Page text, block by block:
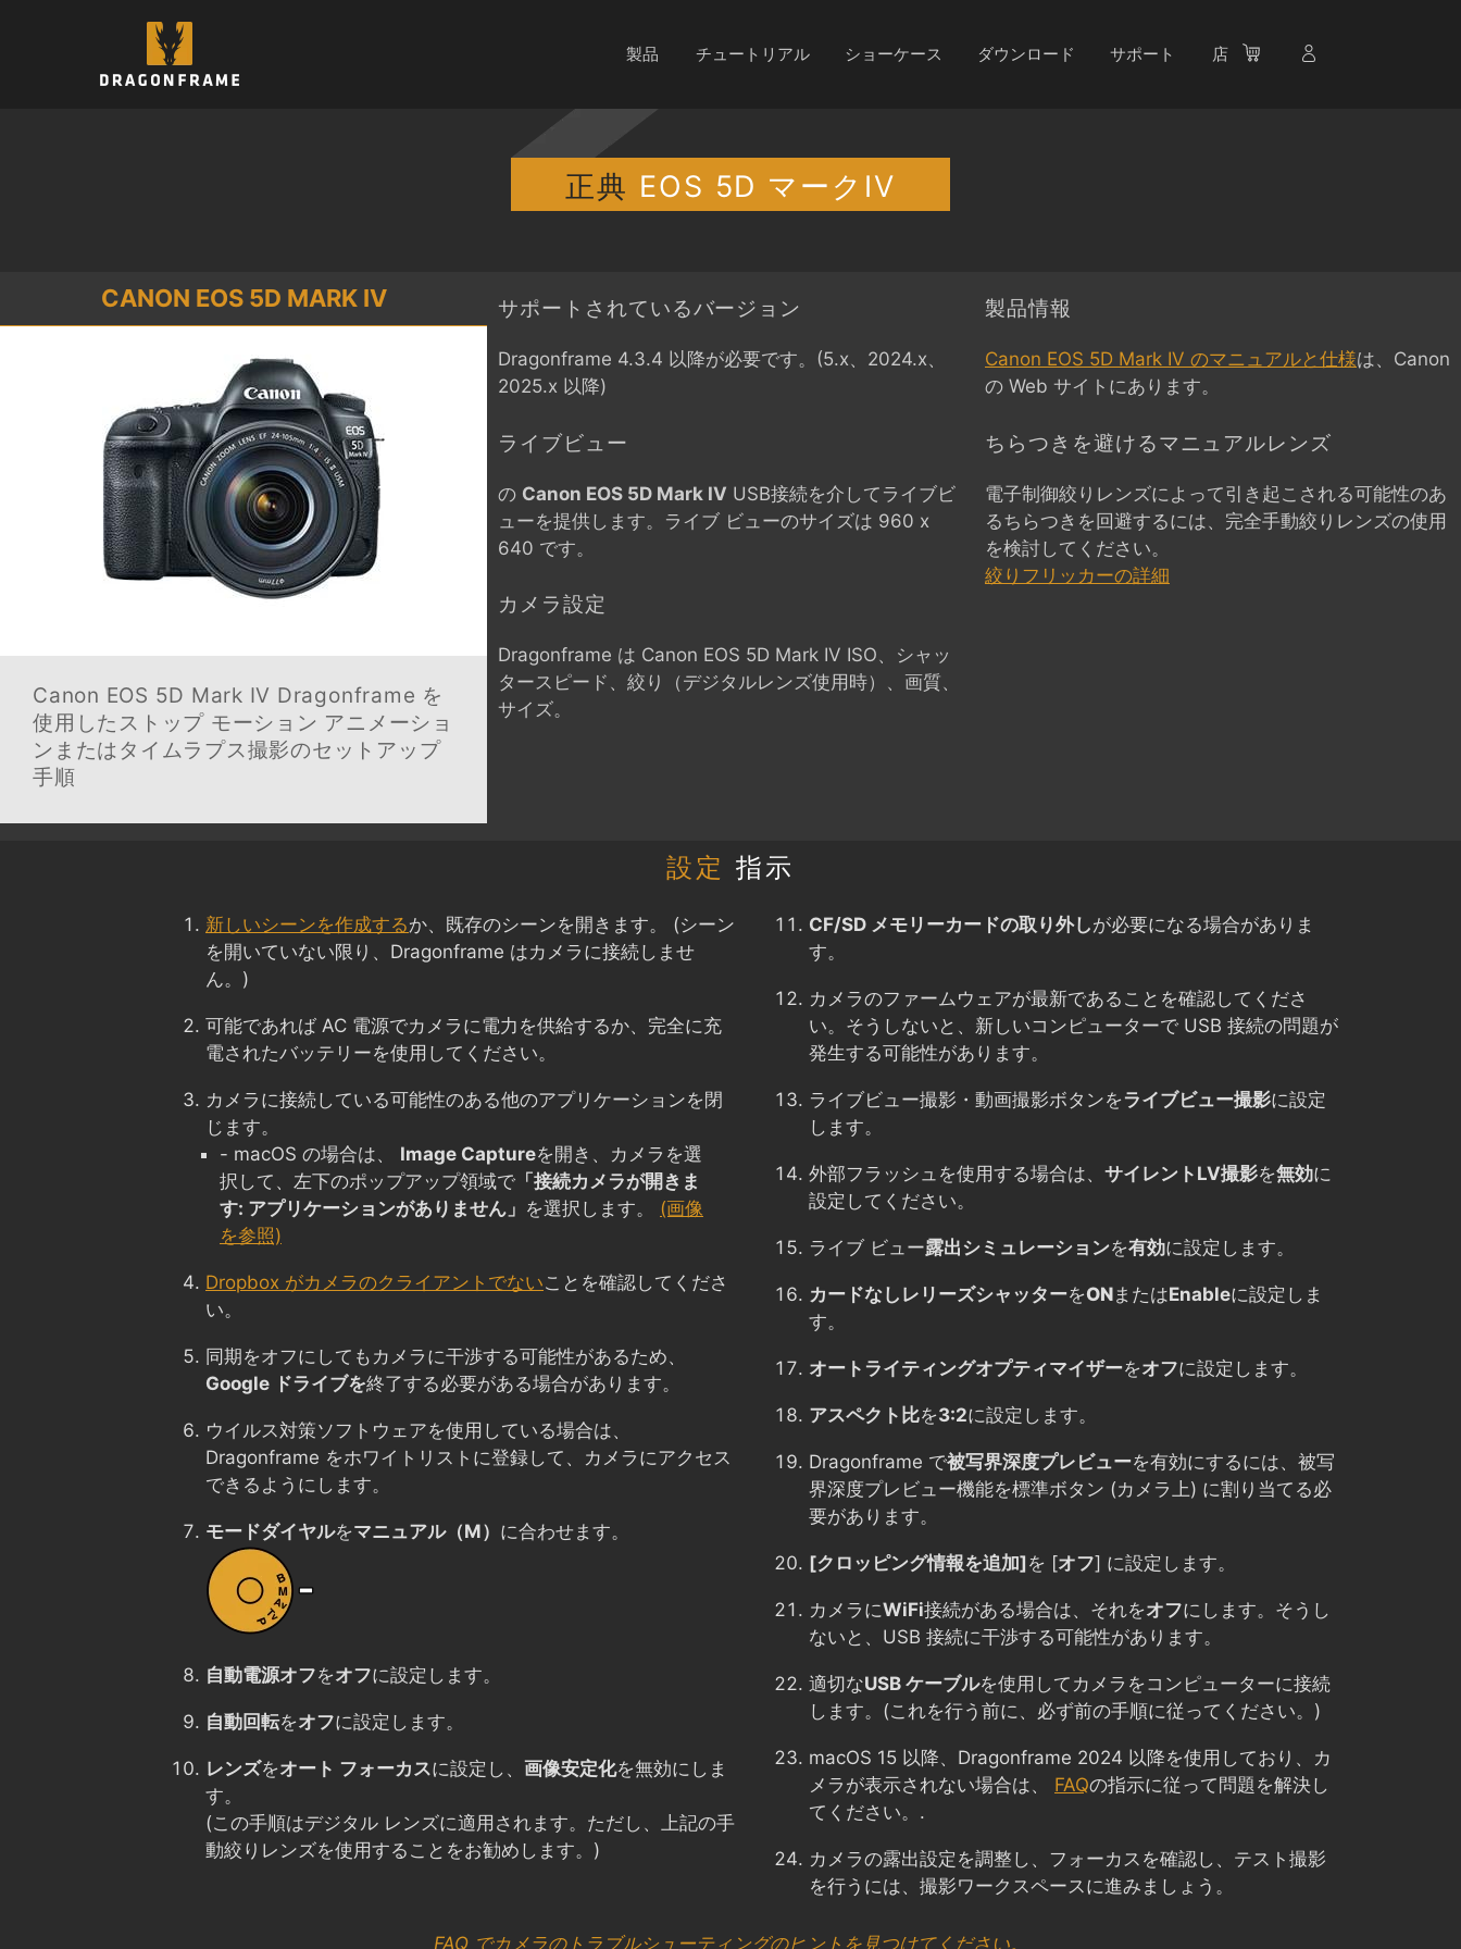
製品 チュートリアル ショーケース ダウンロード サポート 店
正典 EOS 5D マークIV
CANON EOS 5D MARK IV
Canon EOS 5D Mark IV Dragonframe を
使用したストップ モーション アニメーショ
ンまたはタイムラプス撮影のセットアップ
手順
サポートされているバージョン
Dragonframe 4.3.4 以降が必要です。(5.x、2024.x、
2025.x 以降)
ライブビュー
の Canon EOS 5D Mark IV USB接続を介してライブビ
ューを提供します。ライブ ビューのサイズは 960 x
640 です。
カメラ設定
Dragonframe は Canon EOS 5D Mark IV ISO、シャッ
タースピード、絞り（デジタルレンズ使用時）、画質、
サイズ。
製品情報
Canon EOS 5D Mark IV のマニュアルと仕様は、Canon
の Web サイトにあります。
ちらつきを避けるマニュアルレンズ
電子制御絞りレンズによって引き起こされる可能性のあ
るちらつきを回避するには、完全手動絞りレンズの使用
を検討してください。
絞りフリッカーの詳細
設定 指示
新しいシーンを作成するか、既存のシーンを開きます。 (シーン
を開いていない限り、Dragonframe はカメラに接続しませ
ん。)
可能であれば AC 電源でカメラに電力を供給するか、完全に充
電されたバッテリーを使用してください。
カメラに接続している可能性のある他のアプリケーションを閉
じます。
- macOS の場合は、 Image Captureを開き、カメラを選
択して、左下のポップアップ領域で 「接続カメラが開きま
す: アプリケーションがありません」 を選択します。 (画像
を参照)
Dropbox がカメラのクライアントでないことを確認してくださ
い。
同期をオフにしてもカメラに干渉する可能性があるため、
Google ドライブを終了する必要がある場合があります。
ウイルス対策ソフトウェアを使用している場合は、
Dragonframe をホワイトリストに登録して、カメラにアクセス
できるようにします。
モードダイヤルをマニュアル（M） に合わせます。
自動電源オフをオフに設定します。
自動回転をオフに設定します。
レンズをオート フォーカスに設定し、 画像安定化を無効にしま
す。
(この手順はデジタル レンズに適用されます。ただし、上記の手
動絞りレンズを使用することをお勧めします。)
CF/SD メモリーカードの取り外しが必要になる場合がありま
す。
カメラのファームウェアが最新であることを確認してくださ
い。そうしないと、新しいコンピューターで USB 接続の問題が
発生する可能性があります。
ライブビュー撮影・動画撮影ボタンをライブビュー撮影に設定
します。
外部フラッシュを使用する場合は、 サイレントLV撮影を無効に
設定してください。
ライブ ビュー露出シミュレーションを有効に設定します。
カードなしレリーズシャッターをONまたはEnableに設定しま
す。
オートライティングオプティマイザーをオフに設定します。
アスペクト比を3:2に設定します。
Dragonframe で被写界深度プレビューを有効にするには、被写
界深度プレビュー機能を標準ボタン (カメラ上) に割り当てる必
要があります。
[クロッピング情報を追加] を [オフ] に設定します。
カメラにWiFi接続がある場合は、それをオフにします。そうし
ないと、USB 接続に干渉する可能性があります。
適切なUSB ケーブルを使用してカメラをコンピューターに接続
します。(これを行う前に、必ず前の手順に従ってください。)
macOS 15 以降、Dragonframe 2024 以降を使用しており、カ
メラが表示されない場合は、 FAQの指示に従って問題を解決し
てください。.
カメラの露出設定を調整し、フォーカスを確認し、テスト撮影
を行うには、撮影ワークスペースに進みましょう。
FAQ でカメラのトラブルシューティングのヒントを見つけてください。